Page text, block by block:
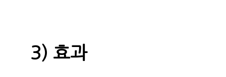
3) 효과